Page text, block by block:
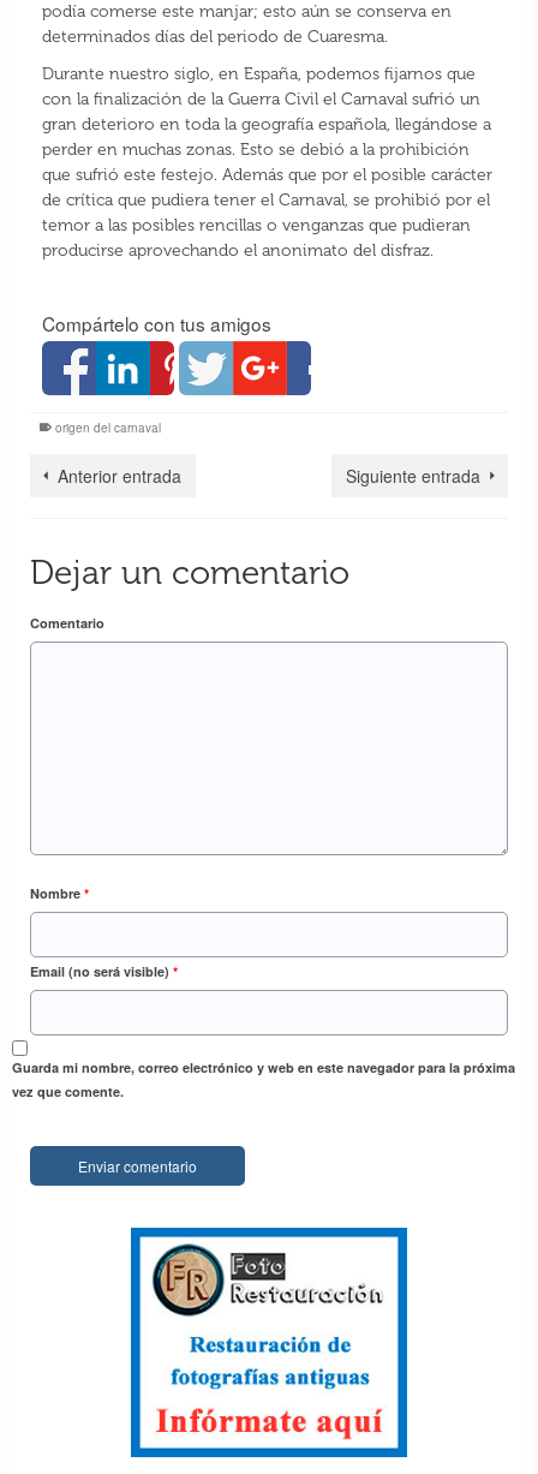
podía comerse este manjar; esto aún se conserva en
determinados días del periodo de Cuaresma.
Durante nuestro siglo, en España, podemos fijarnos que
con la finalización de la Guerra Civil el Carnaval sufrió un
gran deterioro en toda la geografía española, llegándose a
perder en muchas zonas. Esto se debió a la prohibición
que sufrió este festejo. Además que por el posible carácter
de crítica que pudiera tener el Carnaval, se prohibió por el
temor a las posibles rencillas o venganzas que pudieran
producirse aprovechando el anonimato del disfraz.
Compártelo con tus amigos
origen del carnaval
Anterior entrada Siguiente entrada
Dejar un comentario
Comentario
Nombre *
Email (no será visible) *
Guarda mi nombre, correo electrónico y web en este navegador para la próxima
vez que comente.